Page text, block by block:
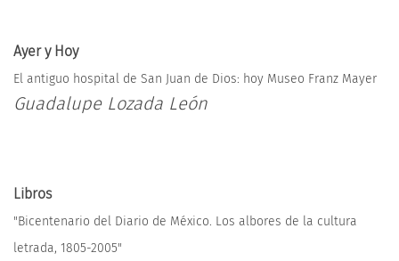
Ayer y Hoy
El antiguo hospital de San Juan de Dios: hoy Museo Franz Mayer
Guadalupe Lozada León
Libros
"Bicentenario del Diario de México. Los albores de la cultura
letrada, 1805-2005"